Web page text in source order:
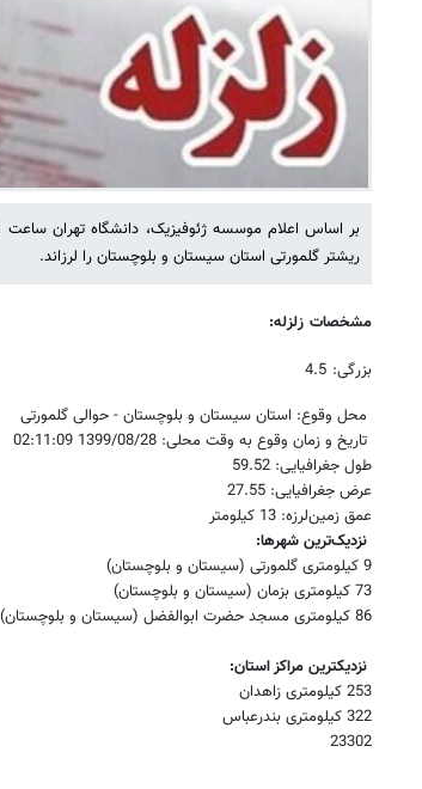
ریشتر گلمورتی استان سیستان و بلوچستان را لرزاند.
مشخصات زلزله:
بزرگی: 4.5
محل وقوع: استان سیستان و بلوچستان - حوالی گلمورتی
تاریخ و زمان وقوع به وقت محلی: 1399/08/28 02:11:09
طول جغرافیایی: 59.52
عرض جغرافیایی: 27.55
عمق زمین‌لرزه: 13 کیلومتر
نزدیک‌ترین شهرها:
9 کیلومتری گلمورتی (سیستان و بلوچستان)
73 کیلومتری بزمان (سیستان و بلوچستان)
86 کیلومتری مسجد حضرت ابوالفضل (سیستان و بلوچستان)
نزدیکترین مراکز استان:
253 کیلومتری زاهدان
322 کیلومتری بندرعباس
23302